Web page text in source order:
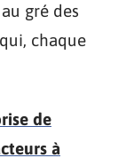
gré des
chaque
de
à